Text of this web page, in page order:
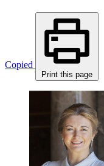
Copied
Print this page